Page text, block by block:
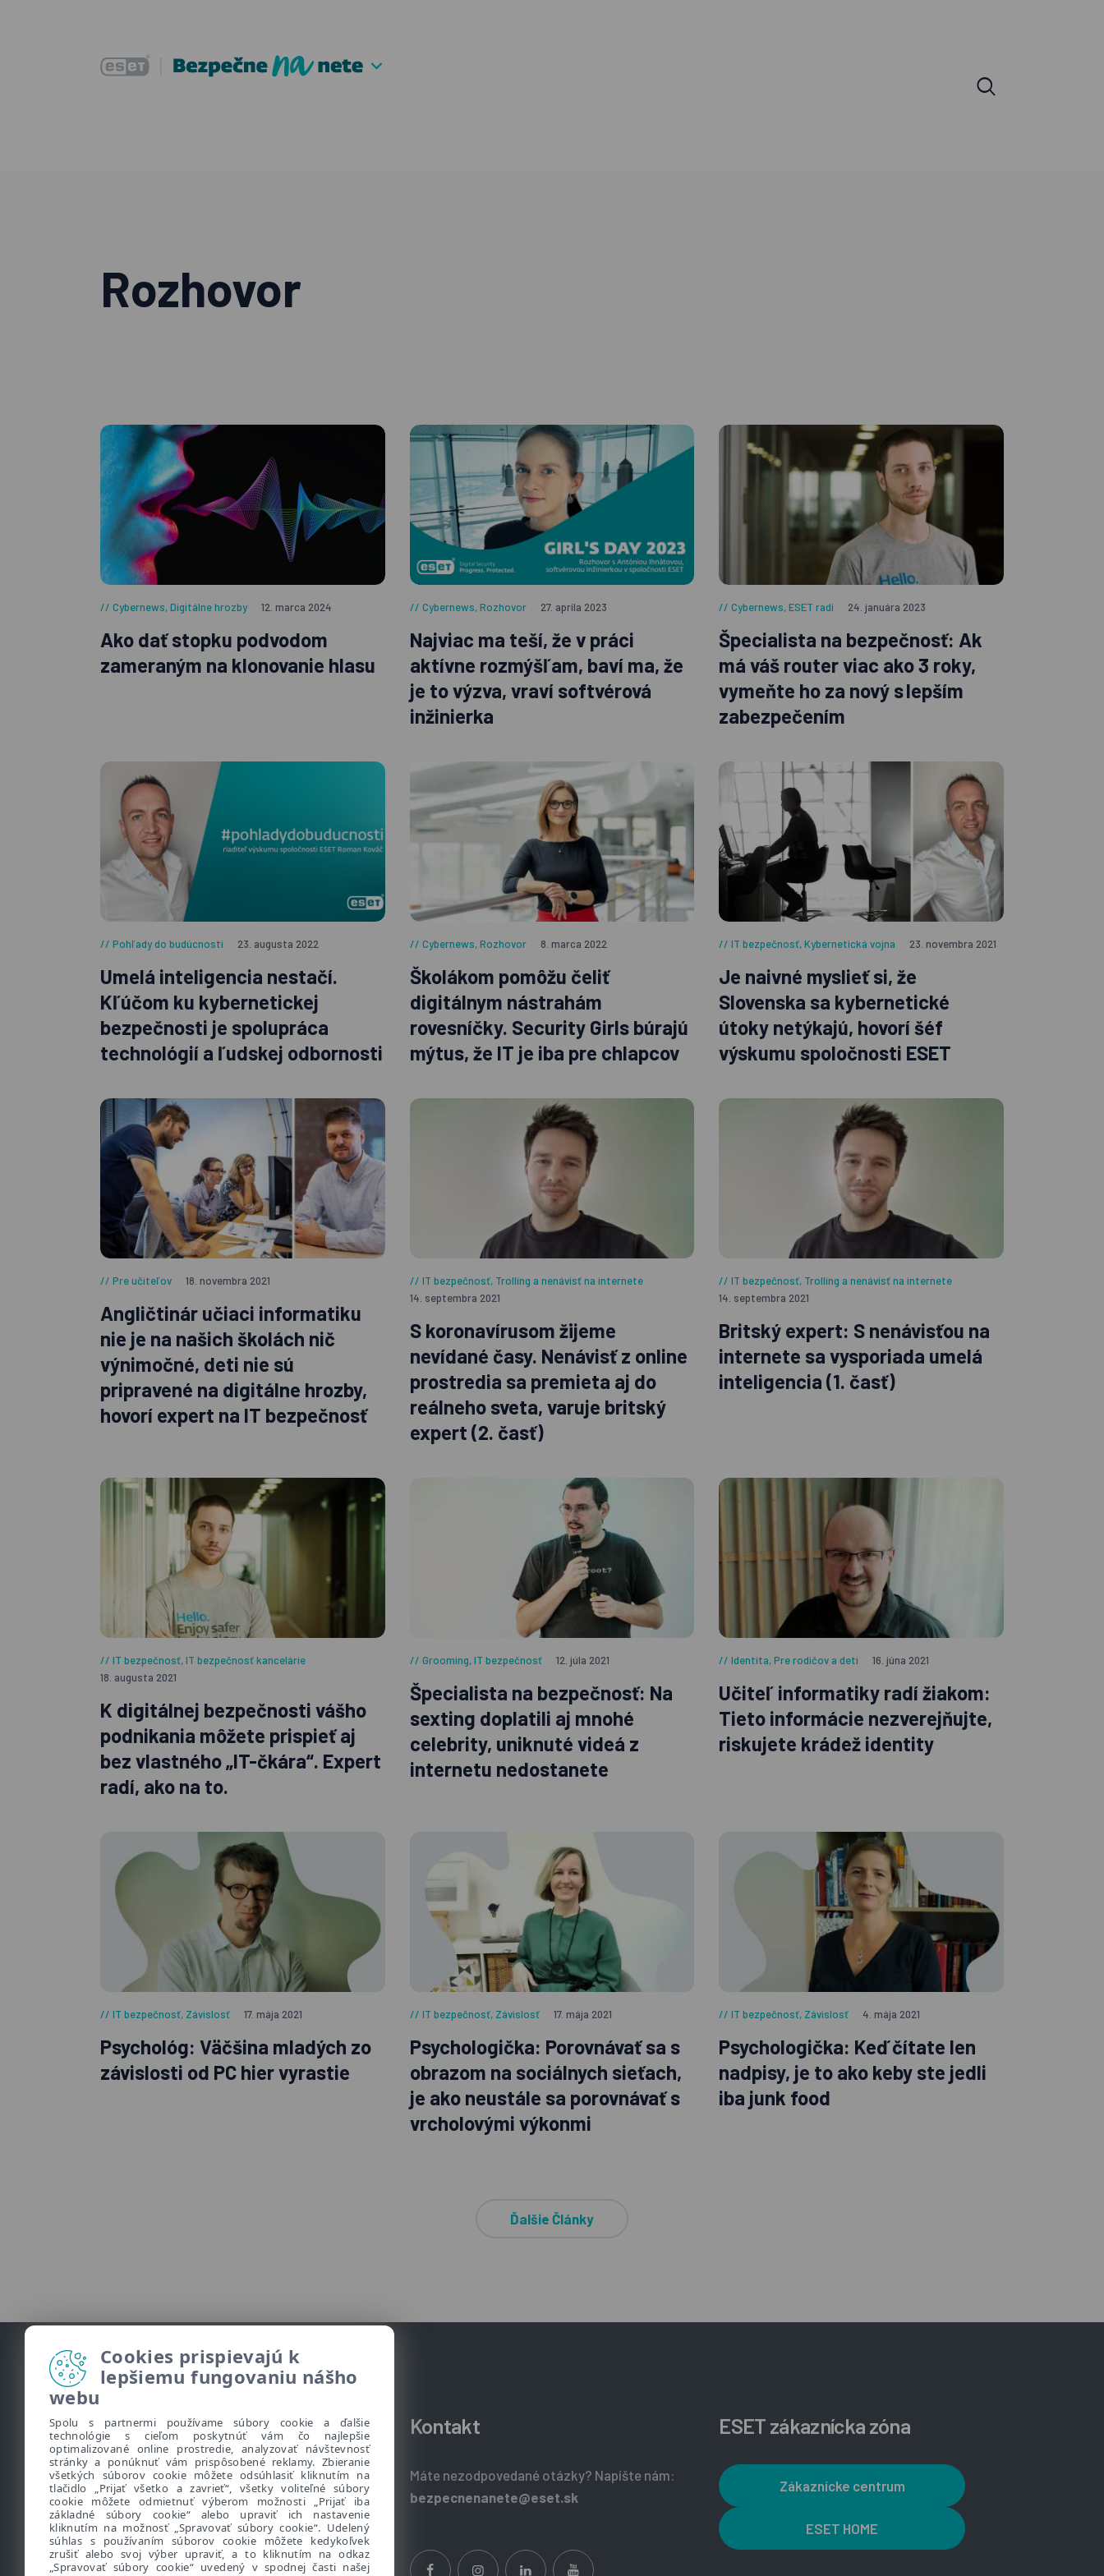
Rozhovor
Cybernews,Digitálne hrozby 12. marca 2024
Ako dať stopku podvodom
zameraným na klonovanie hlasu
Cybernews,Rozhovor 27. apríla 2023
Najviac ma teší, že v práci
aktívne rozmýšľam, baví ma, že
je to výzva, vraví softvérová
inžinierka
Cybernews,ESET radí 24. januára 2023
Špecialista na bezpečnosť: Ak
má váš router viac ako 3 roky,
vymeňte ho za nový s lepším
zabezpečením
Pohľady do budúcnosti 23. augusta 2022
Umelá inteligencia nestačí.
Kľúčom ku kybernetickej
bezpečnosti je spolupráca
technológií a ľudskej odbornosti
Cybernews,Rozhovor 8. marca 2022
Školákom pomôžu čeliť
digitálnym nástrahám
rovesníčky. Security Girls búrajú
mýtus, že IT je iba pre chlapcov
IT bezpečnosť,Kybernetická vojna 23. novembra 2021
Je naivné myslieť si, že
Slovenska sa kybernetické
útoky netýkajú, hovorí šéf
výskumu spoločnosti ESET
Pre učiteľov 18. novembra 2021
Angličtinár učiaci informatiku
nie je na našich školách nič
výnimočné, deti nie sú
pripravené na digitálne hrozby,
hovorí expert na IT bezpečnosť
IT bezpečnosť, Trolling a nenávisť na internete
14. septembra 2021
S koronavírusom žijeme
nevídané časy. Nenávisť z online
prostredia sa premieta aj do
reálneho sveta, varuje britský
expert (2. časť)
IT bezpečnosť, Trolling a nenávisť na internete
14. septembra 2021
Britský expert: S nenávisťou na
internete sa vysporiada umelá
inteligencia (1. časť)
IT bezpečnosť,IT bezpečnosť kancelárie
18. augusta 2021
K digitálnej bezpečnosti vášho
podnikania môžete prispieť aj
bez vlastného „IT-čkára“. Expert
radí, ako na to.
Grooming,IT bezpečnosť 12. júla 2021
Špecialista na bezpečnosť: Na
sexting doplatili aj mnohé
celebrity, uniknuté videá z
internetu nedostanete
Identita,Pre rodičov a deti 16. júna 2021
Učiteľ informatiky radí žiakom:
Tieto informácie nezverejňujte,
riskujete krádež identity
IT bezpečnosť, Závislosť 17. mája 2021
Psychológ: Väčšina mladých zo
závislosti od PC hier vyrastie
IT bezpečnosť, Závislosť 17. mája 2021
Psychologička: Porovnávať sa s
obrazom na sociálnych sieťach,
je ako neustále sa porovnávať s
vrcholovými výkonmi
IT bezpečnosť, Závislosť 4. mája 2021
Psychologička: Keď čítate len
nadpisy, je to ako keby ste jedli
iba junk food
Ďalšie Články
Užitočné informácie
•O Bezpečne na nete
•Naše bezpečnostné riešenia
•Kybernetický slovník pojmov
•Podcast Klik špeciál
•Technická podpora spoločnosti ESET
Kontakt
Máte nezodpovedané otázky? Napíšte nám:
bezpecnenanete@eset.sk
ESET zákaznícka zóna
Zákaznícke centrum
ESET HOME
Cookies prispievajú k
lepšiemu fungovaniu nášho
webu
Spolu s partnermi používame súbory cookie a ďalšie
technológie s cieľom poskytnúť vám čo najlepšie
optimalizované online prostredie, analyzovať návštevnosť
stránky a ponúknuť vám prispôsobené reklamy. Zbieranie
všetkých súborov cookie môžete odsúhlasiť kliknutím na
tlačidlo „Prijať všetko a zavrieť“, všetky voliteľné súbory
cookie môžete odmietnuť výberom možnosti „Prijať iba
základné súbory cookie“ alebo upraviť ich nastavenie
kliknutím na možnosť „Spravovať súbory cookie“. Udelený
súhlas s používaním súborov cookie môžete kedykoľvek
zrušiť alebo svoj výber upraviť, a to kliknutím na odkaz
„Spravovať súbory cookie“ uvedený v spodnej časti našej